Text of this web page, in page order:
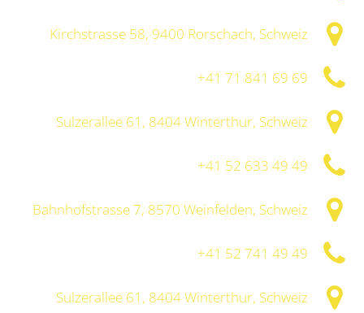
Kirchstrasse 58, 9400 Rorschach, Schweiz
+41 71 841 69 69
Sulzerallee 61, 8404 Winterthur, Schweiz
+41 52 633 49 49
Bahnhofstrasse 7, 8570 Weinfelden, Schweiz
+41 52 741 49 49
Sulzerallee 61, 8404 Winterthur, Schweiz